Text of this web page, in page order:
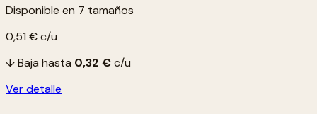
Disponible en 7 tamaños
0,51 €c/u
↓ Baja hasta 0,32 €c/u
Ver detalle